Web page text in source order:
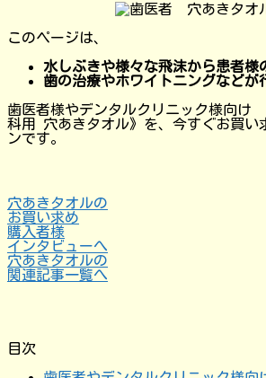
このページは、
水しぶきや様々な飛沫から患者様
歯の治療やホワイトニングなどが
歯医者様やデンタルクリニック様向け
科用 穴あきタオル》を、今すぐお買い
ンです。
穴あきタオルの
お買い求め
購入者様
インタビューへ
穴あきタオルの
関連記事一覧へ
目次